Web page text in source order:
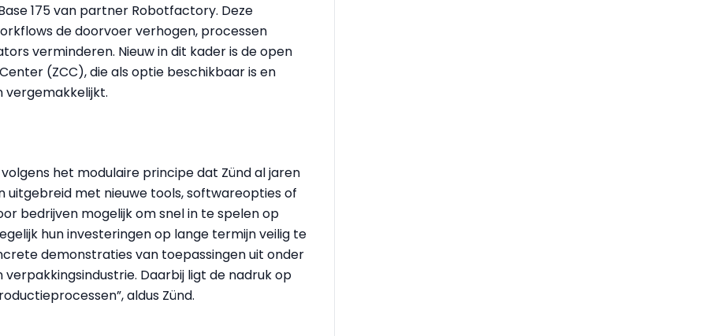
175 van partner Robotfactory. Deze
de doorvoer verhogen, processen
verminderen. Nieuw in dit kader is de open
(ZCC), die als optie beschikbaar is en
het modulaire principe dat Zünd al jaren
uitgebreid met nieuwe tools, softwareopties of
bedrijven mogelijk om snel in te spelen op
hun investeringen op lange termijn veilig te
demonstraties van toepassingen uit onder
Daarbij ligt de nadruk op
aldus Zünd.